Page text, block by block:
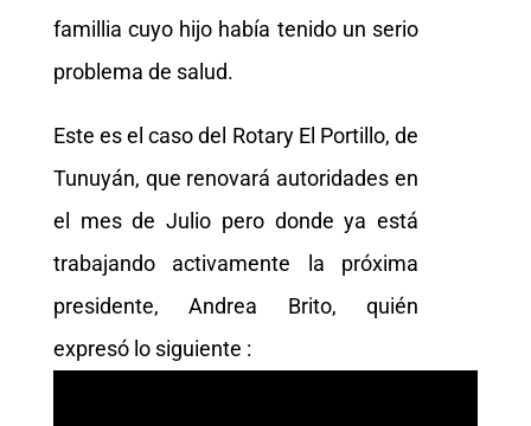
famillia cuyo hijo había tenido un serio
problema de salud.
Este es el caso del Rotary El Portillo, de
Tunuyán, que renovará autoridades en
el mes de Julio pero donde ya está
trabajando activamente la próxima
presidente, Andrea Brito, quién
expresó lo siguiente :